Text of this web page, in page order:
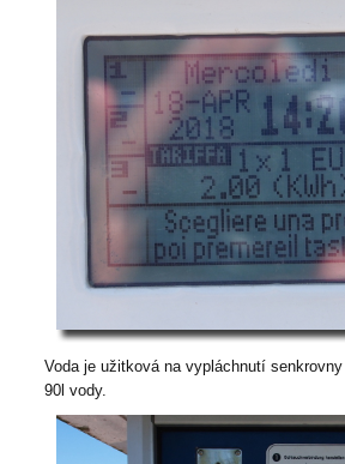
Voda je užitková na vypláchnutí
90l vody.